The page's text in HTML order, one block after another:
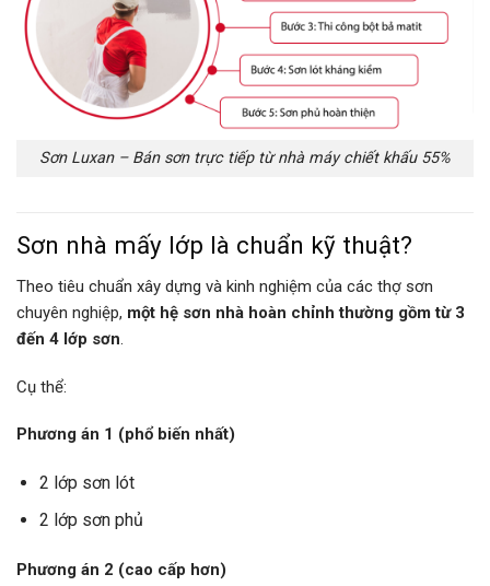
Sơn Luxan – Bán sơn trực tiếp từ nhà máy chiết khấu 55%
Sơn nhà mấy lớp là chuẩn kỹ thuật?
Theo tiêu chuẩn xây dựng và kinh nghiệm của các thợ sơn
chuyên nghiệp, một hệ sơn nhà hoàn chỉnh thường gồm từ 3
đến 4 lớp sơn.
Cụ thể:
Phương án 1 (phổ biến nhất)
2 lớp sơn lót
2 lớp sơn phủ
Phương án 2 (cao cấp hơn)